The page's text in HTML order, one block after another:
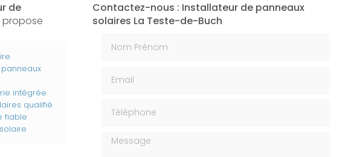
de
intégrée
qualifié
fiable
Contactez-nous : Installateur de panneaux
solaires La Teste-de-Buch
Message